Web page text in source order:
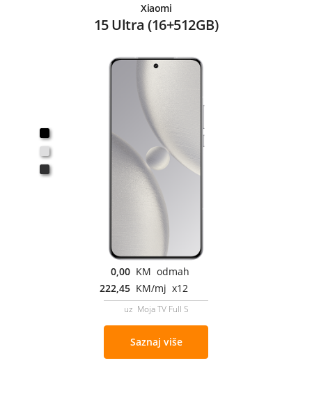
Xiaomi
15 Ultra (16+512GB)
0,00 KM odmah
222,45 KM/mj x12
uz Moja TV Full S
Saznaj više